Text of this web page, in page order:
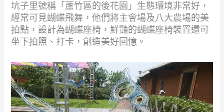
坑子里號稱「蘆竹區的後花園」生態環境非常好，
經常可見蝴蝶飛舞，他們將主會場及八大農場的美
拍點，設計為蝴蝶座椅，鮮豔的蝴蝶座椅裝置還可
坐下拍照、打卡，創造美好回憶。